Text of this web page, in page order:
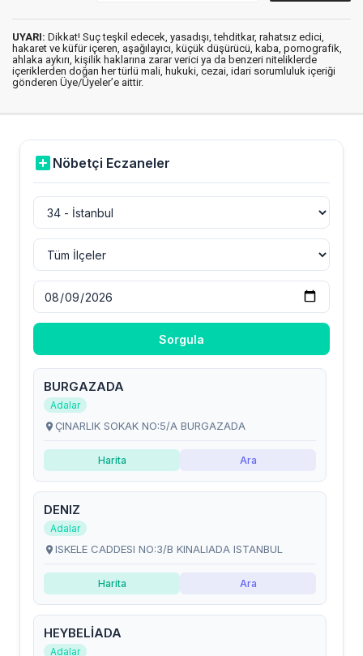
UYARI: Dikkat! Suç teşkil edecek, yasadışı, tehditkar, rahatsız edici,
hakaret ve küfür içeren, aşağılayıcı, küçük düşürücü, kaba, pornografik,
ahlaka aykırı, kişilik haklarına zarar verici ya da benzeri niteliklerde
içeriklerden doğan her türlü mali, hukuki, cezai, idari sorumluluk içeriği
gönderen Üye/Üyeler’e aittir.